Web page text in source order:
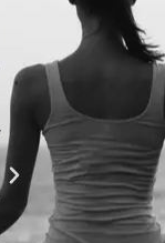
"A
escola
As
uma